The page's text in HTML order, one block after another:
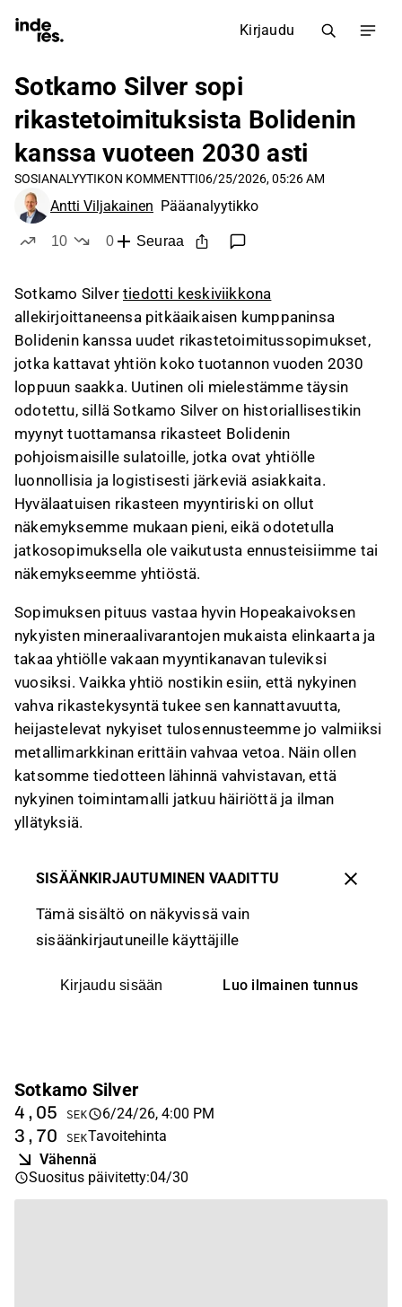
Kirjaudu
Sotkamo Silver sopi
rikastetoimituksista Bolidenin
kanssa vuoteen 2030 asti
SOSIANALYYTIKON KOMMENTTI06/25/2026, 05:26 AM
Antti Viljakainen Pääanalyytikko
10
0
Seuraa
Sotkamo Silver tiedotti keskiviikkona
allekirjoittaneensa pitkäaikaisen kumppaninsa
Bolidenin kanssa uudet rikastetoimitussopimukset,
jotka kattavat yhtiön koko tuotannon vuoden 2030
loppuun saakka. Uutinen oli mielestämme täysin
odotettu, sillä Sotkamo Silver on historiallisestikin
myynyt tuottamansa rikasteet Bolidenin
pohjoismaisille sulatoille, jotka ovat yhtiölle
luonnollisia ja logistisesti järkeviä asiakkaita.
Hyvälaatuisen rikasteen myyntiriski on ollut
näkemyksemme mukaan pieni, eikä odotetulla
jatkosopimuksella ole vaikutusta ennusteisiimme tai
näkemykseemme yhtiöstä.
Sopimuksen pituus vastaa hyvin Hopeakaivoksen
nykyisten mineraalivarantojen mukaista elinkaarta ja
takaa yhtiölle vakaan myyntikanavan tuleviksi
vuosiksi. Vaikka yhtiö nostikin esiin, että nykyinen
vahva rikastekysyntä tukee sen kannattavuutta,
heijastelevat nykyiset tulosennusteemme jo valmiiksi
metallimarkkinan erittäin vahvaa vetoa. Näin ollen
katsomme tiedotteen lähinnä vahvistavan, että
nykyinen toimintamalli jatkuu häiriöttä ja ilman
yllätyksiä.
SISÄÄNKIRJAUTUMINEN VAADITTU
Tämä sisältö on näkyvissä vain
sisäänkirjautuneille käyttäjille
Kirjaudu sisään Luo ilmainen tunnus
Sotkamo Silver
4,05 SEK 6/24/26, 4:00 PM
3,70 SEKTavoitehinta
Vähennä
Suositus päivitetty:04/30